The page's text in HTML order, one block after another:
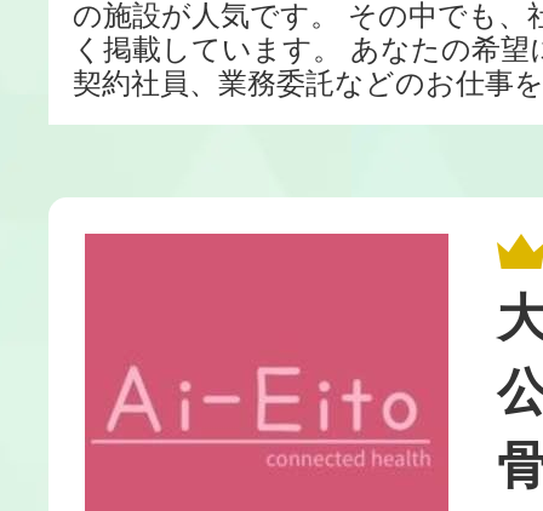
の施設が人気です。 その中でも、
く掲載しています。 あなたの希
契約社員、業務委託などのお仕事